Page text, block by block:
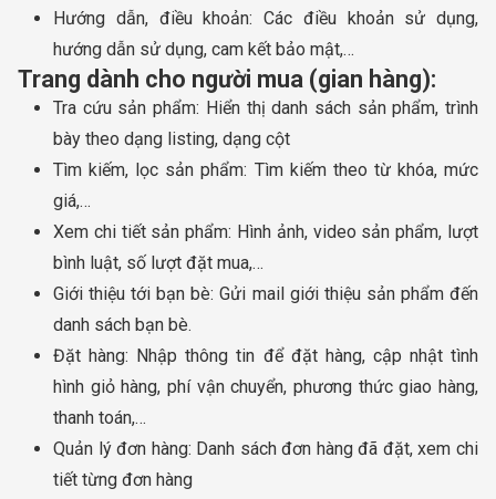
Hướng dẫn, điều khoản: Các điều khoản sử dụng,
hướng dẫn sử dụng, cam kết bảo mật,…
Trang dành cho người mua (gian hàng):
Tra cứu sản phẩm: Hiển thị danh sách sản phẩm, trình
bày theo dạng listing, dạng cột
Tìm kiếm, lọc sản phẩm: Tìm kiếm theo từ khóa, mức
giá,…
Xem chi tiết sản phẩm: Hình ảnh, video sản phẩm, lượt
bình luật, số lượt đặt mua,…
Giới thiệu tới bạn bè: Gửi mail giới thiệu sản phẩm đến
danh sách bạn bè.
Đặt hàng: Nhập thông tin để đặt hàng, cập nhật tình
hình giỏ hàng, phí vận chuyển, phương thức giao hàng,
thanh toán,…
Quản lý đơn hàng: Danh sách đơn hàng đã đặt, xem chi
tiết từng đơn hàng